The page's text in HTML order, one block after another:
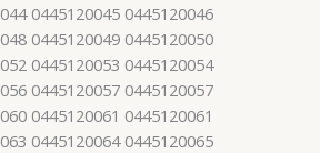
0445120045 0445120046
0445120049 0445120050
0445120053 0445120054
0445120057 0445120057
0445120061 0445120061
0445120064 0445120065